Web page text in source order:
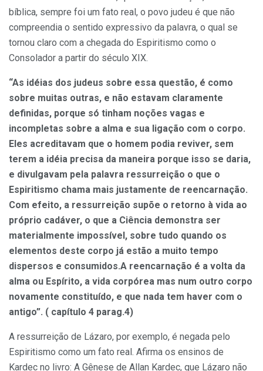
bíblica, sempre foi um fato real, o povo judeu é que não
compreendia o sentido expressivo da palavra, o qual se
tornou claro com a chegada do Espiritismo como o
Consolador a partir do século XIX.
“As idéias dos judeus sobre essa questão, é como
sobre muitas outras, e não estavam claramente
definidas, porque só tinham noções vagas e
incompletas sobre a alma e sua ligação com o corpo.
Eles acreditavam que o homem podia reviver, sem
terem a idéia precisa da maneira porque isso se daria,
e divulgavam pela palavra ressurreição o que o
Espiritismo chama mais justamente de reencarnação.
Com efeito, a ressurreição supõe o retorno à vida ao
próprio cadáver, o que a Ciência demonstra ser
materialmente impossível, sobre tudo quando os
elementos deste corpo já estão a muito tempo
dispersos e consumidos.A reencarnação é a volta da
alma ou Espírito, a vida corpórea mas num outro corpo
novamente constituído, e que nada tem haver com o
antigo”. ( capítulo 4 parag.4)
A ressurreição de Lázaro, por exemplo, é negada pelo
Espiritismo como um fato real. Afirma os ensinos de
Kardec no livro: A Gênese de Allan Kardec, que Lázaro não